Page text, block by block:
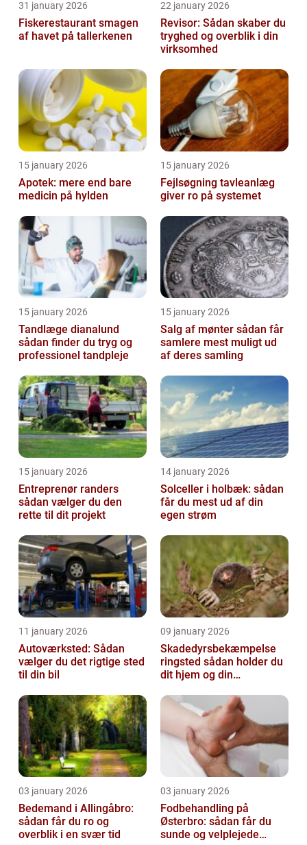
31 january 2026
Fiskerestaurant smagen
af havet på tallerkenen
22 january 2026
Revisor: Sådan skaber du
tryghed og overblik i din
virksomhed
15 january 2026
Apotek: mere end bare
medicin på hylden
15 january 2026
Fejlsøgning tavleanlæg
giver ro på systemet
15 january 2026
Tandlæge dianalund
sådan finder du tryg og
professionel tandpleje
15 january 2026
Salg af mønter sådan får
samlere mest muligt ud
af deres samling
15 january 2026
Entreprenør randers
sådan vælger du den
rette til dit projekt
14 january 2026
Solceller i holbæk: sådan
får du mest ud af din
egen strøm
11 january 2026
Autoværksted: Sådan
vælger du det rigtige sted
til din bil
09 january 2026
Skadedyrsbekæmpelse
ringsted sådan holder du
dit hjem og din
gæster
03 january 2026
Bedemand i Allingåbro:
sådan får du ro og
overblik i en svær tid
03 january 2026
Fodbehandling på
Østerbro: sådan får du
sunde og velplejede